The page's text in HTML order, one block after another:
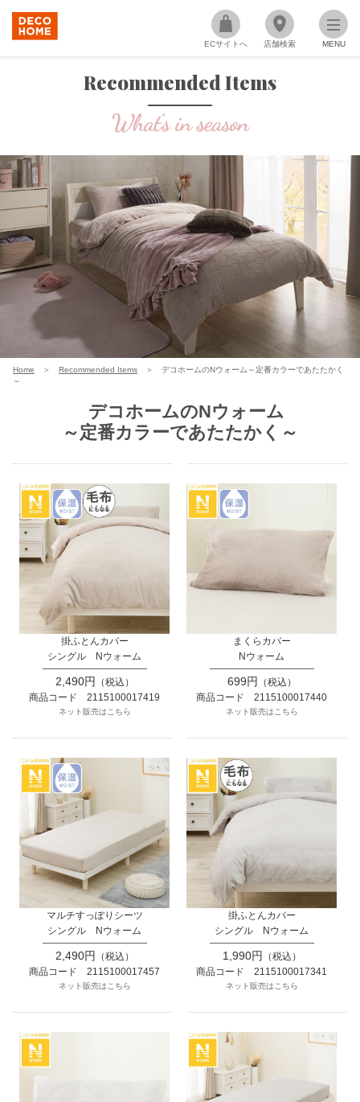
MENU
ECサイトへ 店舗検索
Recommended Items
Home ＞ Recommended Items ＞ デコホームのNウォーム～定番カラーであたたかく
～
デコホームのNウォーム
～定番カラーであたたかく～
掛ふとんカバー
シングル Nウォーム
2,490円
（税込）
商品コード 2115100017419
ネット販売はこちら
まくらカバー
Nウォーム
699円
（税込）
商品コード 2115100017440
ネット販売はこちら
マルチすっぽりシーツ
シングル Nウォーム
2,490円
（税込）
商品コード 2115100017457
ネット販売はこちら
掛ふとんカバー
シングル Nウォーム
1,990円
（税込）
商品コード 2115100017341
ネット販売はこちら